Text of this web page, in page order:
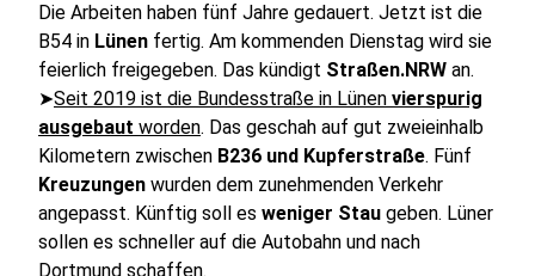
Die Arbeiten haben fünf Jahre gedauert. Jetzt ist die
B54 in Lünen fertig. Am kommenden Dienstag wird sie
feierlich freigegeben. Das kündigt Straßen.NRW an.
➤Seit 2019 ist die Bundesstraße in Lünen vierspurig
ausgebaut worden. Das geschah auf gut zweieinhalb
Kilometern zwischen B236 und Kupferstraße. Fünf
Kreuzungen wurden dem zunehmenden Verkehr
angepasst. Künftig soll es weniger Stau geben. Lüner
sollen es schneller auf die Autobahn und nach
Dortmund schaffen.